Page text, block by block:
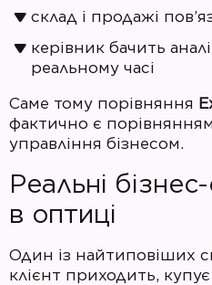
склад і продажі
керівник бачить
реальному часі
Саме тому порівняння
фактично є
управління бізнесом.
Реальні
в оптиці
Один із найтиповіших
клієнт приходить,